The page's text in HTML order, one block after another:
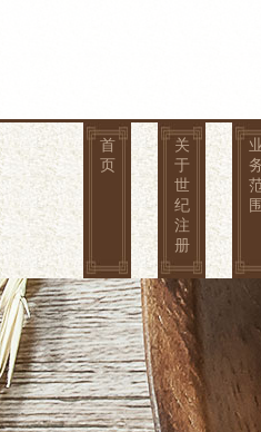
首
页
关
于
世
纪
注
册
围